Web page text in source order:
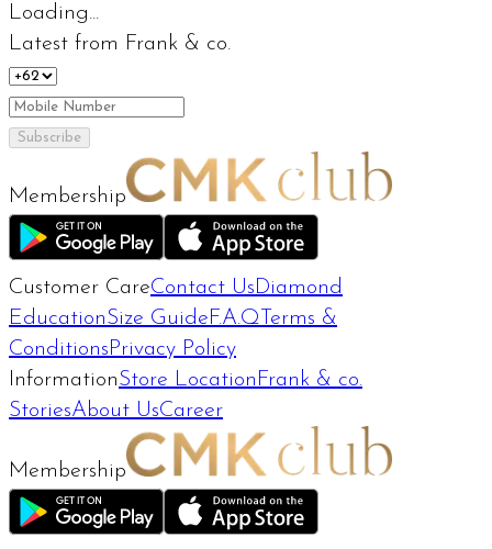
Loading...
Latest from Frank & co.
Subscribe
Membership
Customer CareContact Us Diamond
EducationSize Guide F.A.Q Terms &
Conditions Privacy Policy
InformationStore Location Frank & co.
StoriesAbout UsCareer
Membership